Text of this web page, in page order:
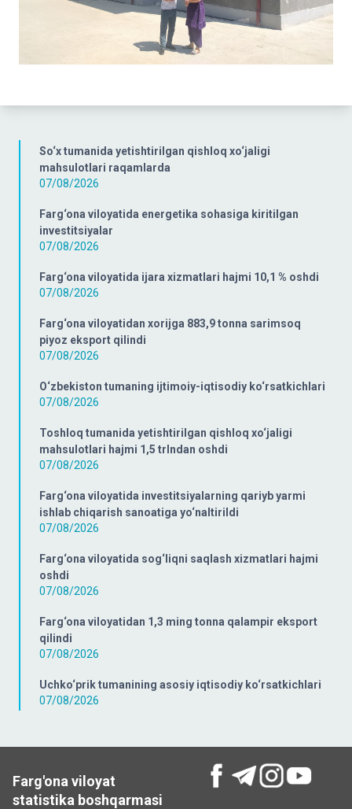
So‘x tumanida yetishtirilgan qishloq xo‘jaligi
mahsulotlari raqamlarda
07/08/2026
Farg‘ona viloyatida energetika sohasiga kiritilgan
investitsiyalar
07/08/2026
Farg‘ona viloyatida ijara xizmatlari hajmi 10,1 % oshdi
07/08/2026
Farg‘ona viloyatidan xorijga 883,9 tonna sarimsoq
piyoz eksport qilindi
07/08/2026
O‘zbekiston tumaning ijtimoiy-iqtisodiy ko‘rsatkichlari
07/08/2026
Toshloq tumanida yetishtirilgan qishloq xo‘jaligi
mahsulotlari hajmi 1,5 trlndan oshdi
07/08/2026
Farg‘ona viloyatida investitsiyalarning qariyb yarmi
ishlab chiqarish sanoatiga yo‘naltirildi
07/08/2026
Farg‘ona viloyatida sog‘liqni saqlash xizmatlari hajmi
oshdi
07/08/2026
Farg‘ona viloyatidan 1,3 ming tonna qalampir eksport
qilindi
07/08/2026
Uchko‘prik tumanining asosiy iqtisodiy ko‘rsatkichlari
07/08/2026
Farg'ona viloyat
statistika boshqarmasi